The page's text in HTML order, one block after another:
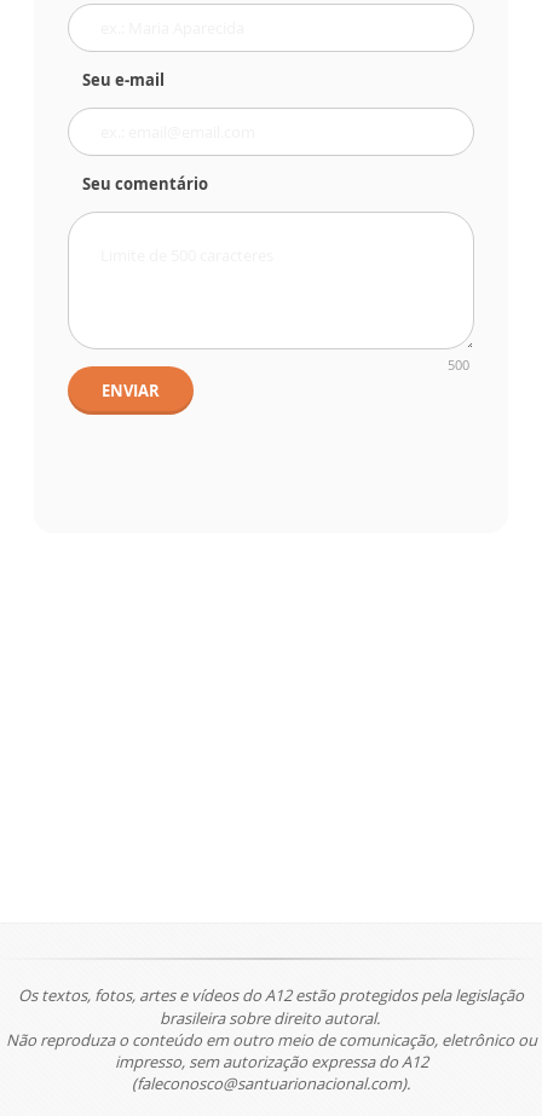
Seu e-mail
Seu comentário
500
ENVIAR
Os textos, fotos, artes e vídeos do A12 estão protegidos pela legislação
brasileira sobre direito autoral.
Não reproduza o conteúdo em outro meio de comunicação, eletrônico ou
impresso, sem autorização expressa do A12
(faleconosco@santuarionacional.com).